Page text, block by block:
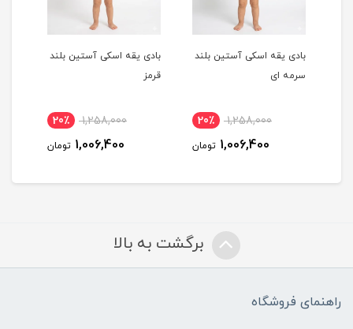
بادی یقه اسکی آستین بلند
سرمه ای
1,258,000 20٪
1,006,400 تومان
بادی یقه اسکی آستین بلند
قرمز
1,258,000 20٪
1,006,400 تومان
برگشت به بالا
راهنمای فروشگاه